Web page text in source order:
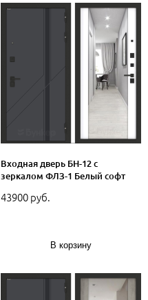
Входная дверь БН-12 с
зеркалом ФЛЗ-1 Белый софт
43900 руб.
В корзину